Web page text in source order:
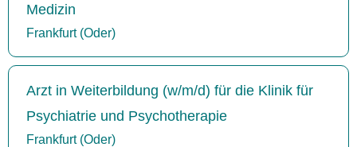
Medizin
Frankfurt (Oder)
Arzt in Weiterbildung (w/m/d) für die Klinik für
Psychiatrie und Psychotherapie
Frankfurt (Oder)